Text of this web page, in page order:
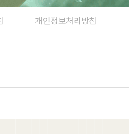
개인정보처리방침